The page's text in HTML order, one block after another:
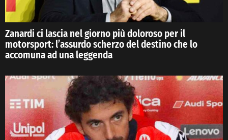
Zanardi ci lascia nel giorno più doloroso per il
motorsport: l’assurdo scherzo del destino che lo
accomuna ad una leggenda